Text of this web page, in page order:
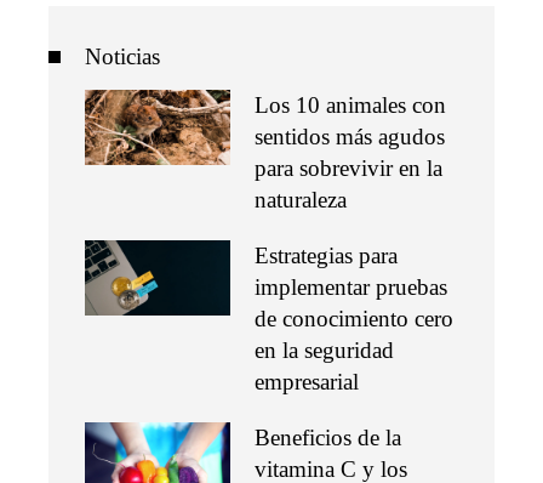
Noticias
Los 10 animales con
sentidos más agudos
para sobrevivir en la
naturaleza
Estrategias para
implementar pruebas
de conocimiento cero
en la seguridad
empresarial
Beneficios de la
vitamina C y los